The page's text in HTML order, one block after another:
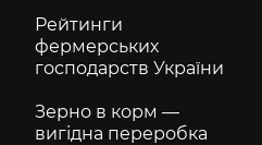
Рейтинги
фермерських
господарств України
Зерно в корм —
вигідна переробка